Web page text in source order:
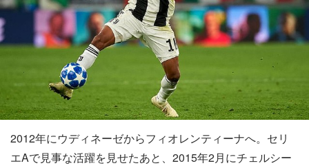
2012年にウディネーゼからフィオレンティーナへ。セリ
エAで見事な活躍を見せたあと、2015年2月にチェルシー